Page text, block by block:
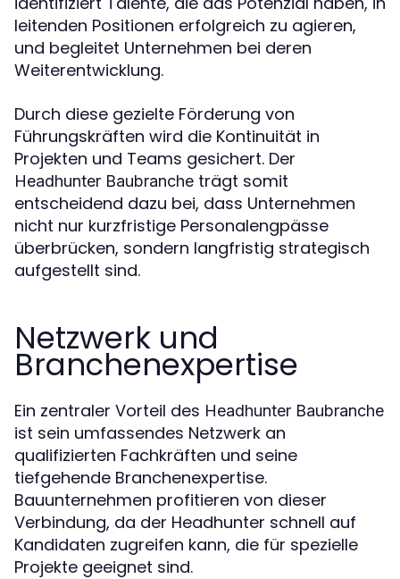
leitenden Positionen erfolgreich zu agieren,
und begleitet Unternehmen bei deren
Weiterentwicklung.
Durch diese gezielte Förderung von
Führungskräften wird die Kontinuität in
Projekten und Teams gesichert. Der
Headhunter Baubranche trägt somit
entscheidend dazu bei, dass Unternehmen
nicht nur kurzfristige Personalengpässe
überbrücken, sondern langfristig strategisch
aufgestellt sind.
Netzwerk und
Branchenexpertise
Ein zentraler Vorteil des Headhunter Baubranche
ist sein umfassendes Netzwerk an
qualifizierten Fachkräften und seine
tiefgehende Branchenexpertise.
Bauunternehmen profitieren von dieser
Verbindung, da der Headhunter schnell auf
Kandidaten zugreifen kann, die für spezielle
Projekte geeignet sind.